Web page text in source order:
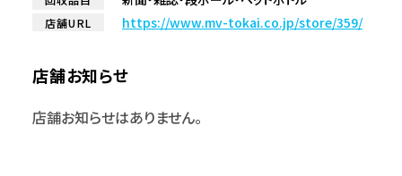
店舗URL https://www.mv-tokai.co.jp/store/359/
店舗お知らせ
店舗お知らせはありません。